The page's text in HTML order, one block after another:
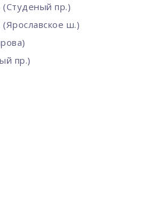
(Студеный пр.)
(Ярославское ш.)
пр.)